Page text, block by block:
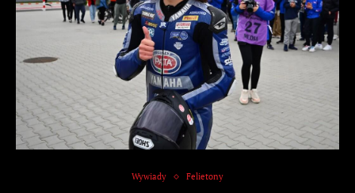
Wywiady Felietony